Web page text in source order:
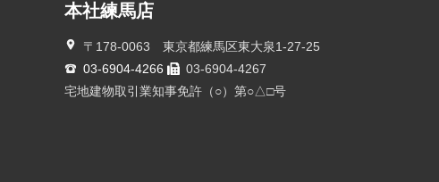
本社練馬店
〒178-0063 東京都練馬区東大泉1-27-25
03-6904-4266
03-6904-4267
宅地建物取引業知事免許（○）第○△□号